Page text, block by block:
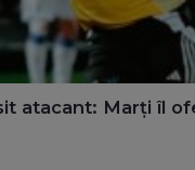
atacant: Marți îl